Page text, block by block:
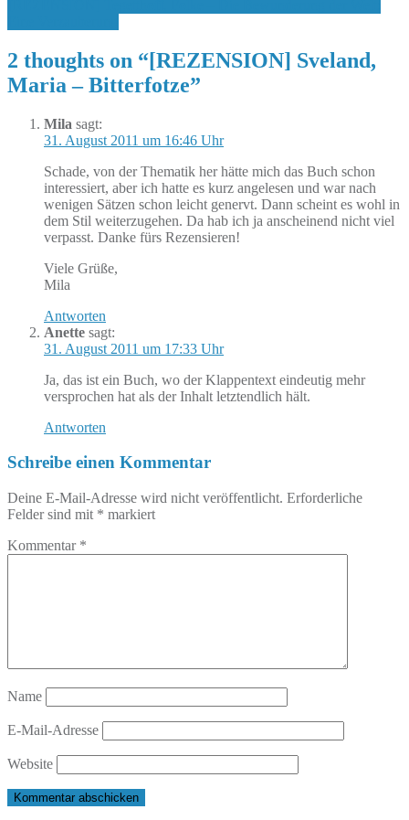
2 thoughts on “[REZENSION] Sveland,
Maria – Bitterfotze”
Mila sagt:
31. August 2011 um 16:46 Uhr
Schade, von der Thematik her hätte mich das Buch schon
interessiert, aber ich hatte es kurz angelesen und war nach
wenigen Sätzen schon leicht genervt. Dann scheint es wohl in
dem Stil weiterzugehen. Da hab ich ja anscheinend nicht viel
verpasst. Danke fürs Rezensieren!
Viele Grüße,
Mila
Antworten
Anette sagt:
31. August 2011 um 17:33 Uhr
Ja, das ist ein Buch, wo der Klappentext eindeutig mehr
versprochen hat als der Inhalt letztendlich hält.
Antworten
Schreibe einen Kommentar
Deine E-Mail-Adresse wird nicht veröffentlicht. Erforderliche
Felder sind mit * markiert
Kommentar *
Name
E-Mail-Adresse
Website